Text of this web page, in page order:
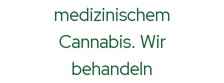
medizinischem
Cannabis. Wir
behandeln